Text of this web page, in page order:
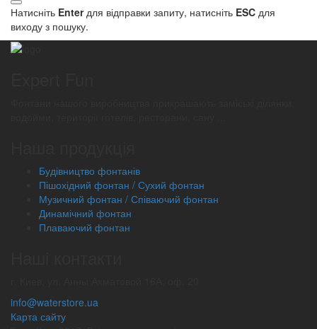
Натисніть Enterдля відправки запиту, натисніть ESC для
виходу з пошуку.
Будівництво фонтанів
Пішохідний фонтан / Сухий фонтан
Музичний фонтан / Співаючий фонтан
Динамічний фонтан
Плаваючий фонтан
info@waterstore.ua
Карта сайту